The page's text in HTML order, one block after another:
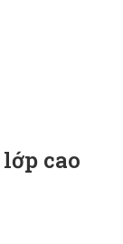
cao